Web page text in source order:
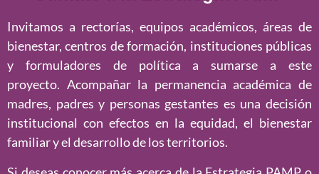
Invitamos a rectorías, equipos académicos, áreas de
bienestar, centros de formación, instituciones públicas
y formuladores de política a sumarse a este
proyecto. Acompañar la permanencia académica de
madres, padres y personas gestantes es una decisión
institucional con efectos en la equidad, el bienestar
familiar y el desarrollo de los territorios.